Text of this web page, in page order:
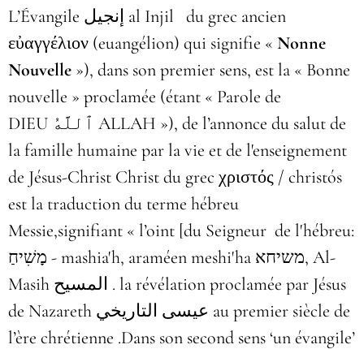
L’Évangile إنجيل al Injil du grec ancien
εὐαγγέλιον (euangélion) qui signifie « Nonne
Nouvelle »), dans son premier sens, est la « Bonne
nouvelle » proclamée (étant « Parole de
DIEU ٱللَّهُ ALLAH »), de l’annonce du salut de
la famille humaine par la vie et de l'enseignement
de Jésus-Christ Christ du grec χριστός / christós
est la traduction du terme hébreu
Messie,signifiant « l’oint [du Seigneur de l'hébreu:
מָשִׁיחַ - mashia'h, araméen meshi'ha משיחא, Al-
Masih المسيح . la révélation proclamée par Jésus
de Nazareth عيسى التاريخي au premier siècle de
l’ère chrétienne .Dans son second sens ‘un évangile’